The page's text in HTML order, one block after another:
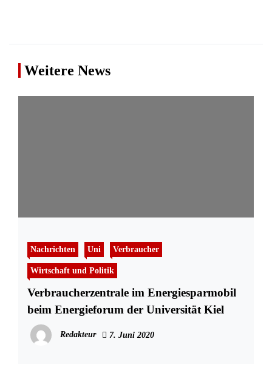
Weitere News
Nachrichten Uni Verbraucher
Wirtschaft und Politik
Verbraucherzentrale im Energiesparmobil
beim Energieforum der Universität Kiel
Redakteur 7. Juni 2020